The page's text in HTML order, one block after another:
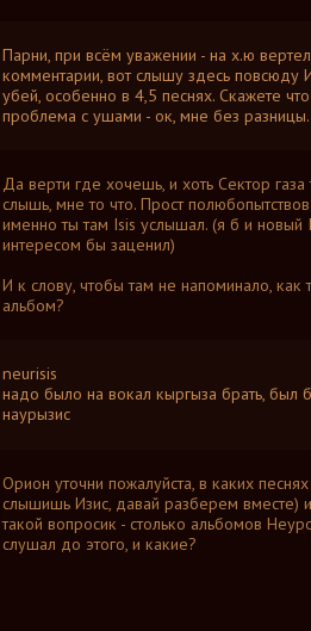
Парни, при всём уважении - на х.ю
комментарии, вот слышу здесь повсюду
убей, особенно в 4,5 песнях. Скажете
проблема с ушами - ок, мне без разницы.
Да верти где хочешь, и хоть Сектор газа
слышь, мне то что. Прост
именно ты там Isis услышал. (я б и новый
интересом бы заценил)
И к слову, чтобы там не напоминало, как
альбом?
neurisis
надо было на вокал кыргыза брать, был
наурызис
Орион уточни пожалуйста, в каких
слышишь Изис, давай разберем вместе)
такой вопросик - столько альбомов
слушал до этого, и какие?